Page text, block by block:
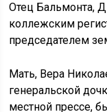
Отец Бальмонта,
коллежским
председателем
Мать, Вера
генеральской
местной прессе,